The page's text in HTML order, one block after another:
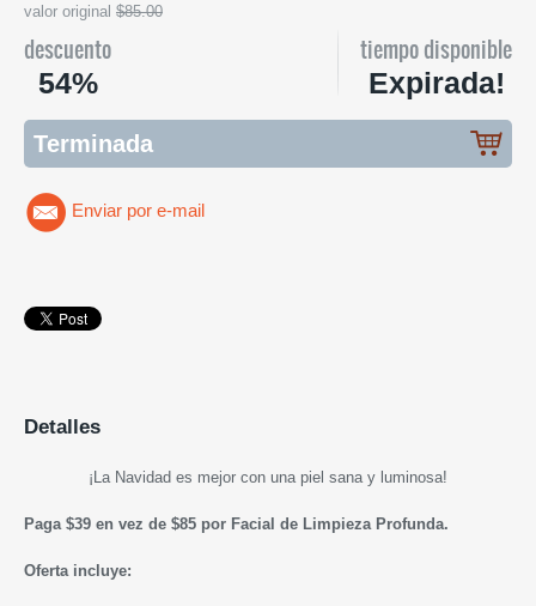
valor original $85.00
descuento
54%
tiempo disponible
Expirada!
Terminada
Enviar por e-mail
Detalles
¡La Navidad es mejor con una piel sana y luminosa!
Paga $39 en vez de $85 por Facial de Limpieza Profunda.
Oferta incluye: